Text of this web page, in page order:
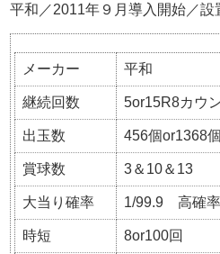
平和／2011年９月導入開始／
メーカー 平和
継続回数 5or15R8カウ
出玉数 456個or1368個
賞球数 3＆10＆13
大当り確率 1/99.9 高確
時短 8or100回